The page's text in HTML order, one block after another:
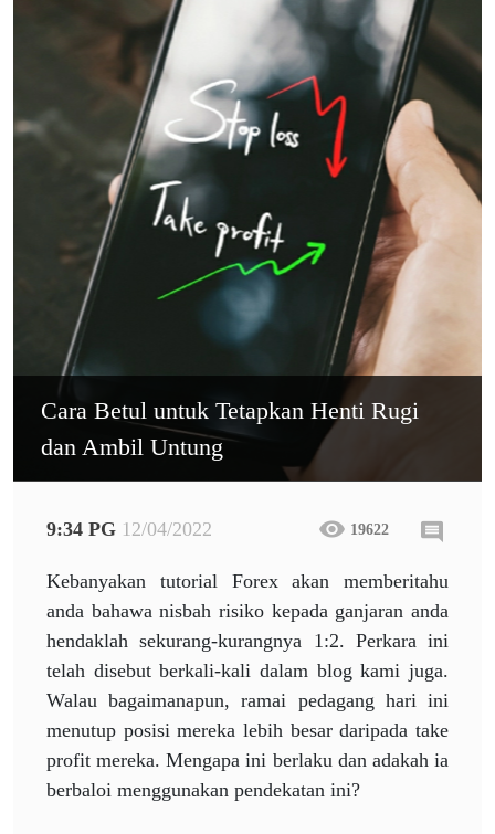
Cara Betul untuk Tetapkan Henti Rugi
dan Ambil Untung
9:34 PG 12/04/2022 19622
Kebanyakan tutorial Forex akan memberitahu
anda bahawa nisbah risiko kepada ganjaran anda
hendaklah sekurang-kurangnya 1:2. Perkara ini
telah disebut berkali-kali dalam blog kami juga.
Walau bagaimanapun, ramai pedagang hari ini
menutup posisi mereka lebih besar daripada take
profit mereka. Mengapa ini berlaku dan adakah ia
berbaloi menggunakan pendekatan ini?